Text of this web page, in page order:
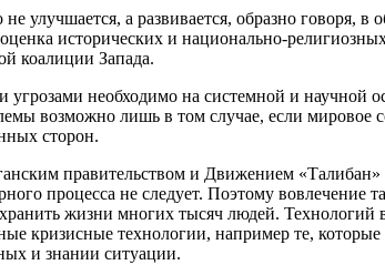
улучшается, а развивается, образно говоря,
исторических и национально-
коалиции Запада.
угрозами необходимо на системной и
возможно лишь в том случае, если
сторон.
правительством и Движением
процесса не следует. Поэтому вовлечение
жизни многих тысяч людей. Технологий
кризисные технологии, например те,
и знании ситуации.